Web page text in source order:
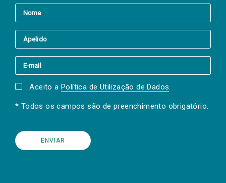
Aceito a Política de Utilização de Dados.
* Todos os campos são de preenchimento obrigatório.